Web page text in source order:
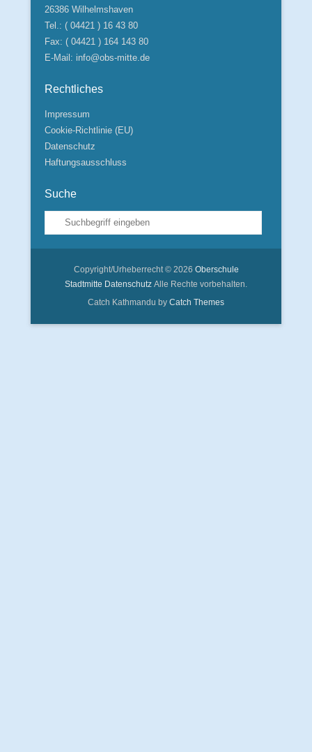
26386 Wilhelmshaven
Tel.: ( 04421 ) 16 43 80
Fax: ( 04421 ) 164 143 80
E-Mail: info@obs-mitte.de
Rechtliches
Impressum
Cookie-Richtlinie (EU)
Datenschutz
Haftungsausschluss
Suche
Suche
Copyright/Urheberrecht © 2026 Oberschule
Stadtmitte Datenschutz Alle Rechte vorbehalten.
Catch Kathmandu by Catch Themes